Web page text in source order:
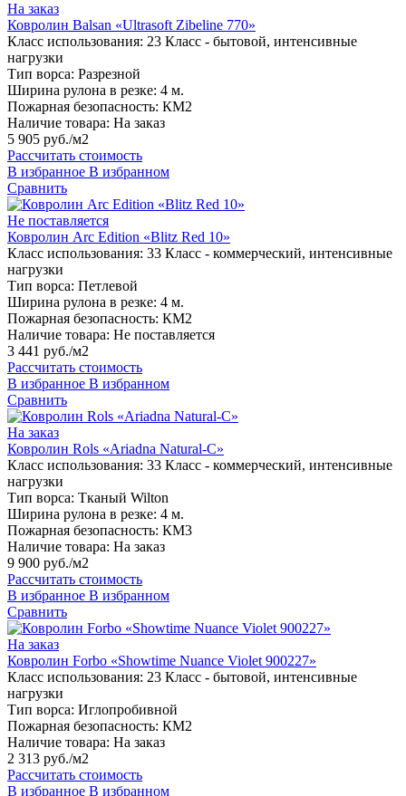
На заказ
Ковролин Balsan «Ultrasoft Zibeline 770»
Класс использования: 23 Класс - бытовой, интенсивные
нагрузки
Тип ворса: Разрезной
Ширина рулона в резке: 4 м.
Пожарная безопасность: КМ2
Наличие товара: На заказ
5 905 руб./м2
Рассчитать стоимость
В избранное В избранном
Сравнить
Не поставляется
Ковролин Arc Edition «Blitz Red 10»
Класс использования: 33 Класс - коммерческий, интенсивные
нагрузки
Тип ворса: Петлевой
Ширина рулона в резке: 4 м.
Пожарная безопасность: КМ2
Наличие товара: Не поставляется
3 441 руб./м2
Рассчитать стоимость
В избранное В избранном
Сравнить
На заказ
Ковролин Rols «Ariadna Natural-C»
Класс использования: 33 Класс - коммерческий, интенсивные
нагрузки
Тип ворса: Тканый Wilton
Ширина рулона в резке: 4 м.
Пожарная безопасность: КМ3
Наличие товара: На заказ
9 900 руб./м2
Рассчитать стоимость
В избранное В избранном
Сравнить
На заказ
Ковролин Forbo «Showtime Nuance Violet 900227»
Класс использования: 23 Класс - бытовой, интенсивные
нагрузки
Тип ворса: Иглопробивной
Пожарная безопасность: КМ2
Наличие товара: На заказ
2 313 руб./м2
Рассчитать стоимость
В избранное В избранном